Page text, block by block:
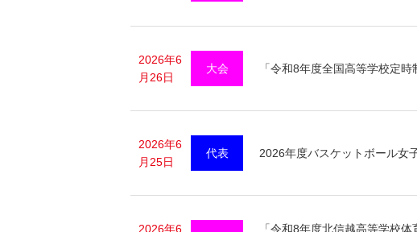
2026年6
月26日
大会 「令和8年度全国高等学校定
2026年6
月25日
代表 2026年度バスケットボール
2026年6
「令和8年度北信越高等学校